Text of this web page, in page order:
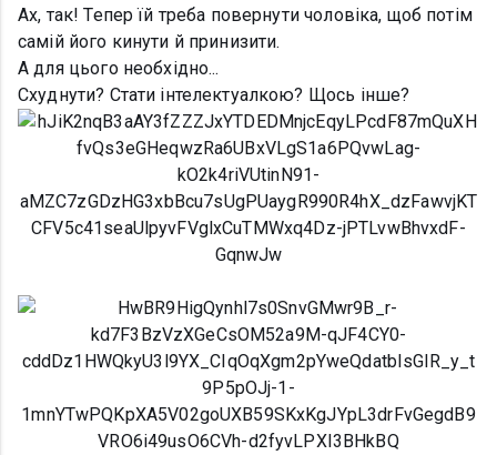
Ах, так! Тепер їй треба повернути чоловіка, щоб потім
самій його кинути й принизити.
А для цього необхідно...
Схуднути? Стати інтелектуалкою? Щось інше?